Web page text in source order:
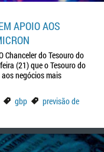
APOIO AOS
do Tesouro do
(21) que o Tesouro do
negócios mais
gbp
previsão de